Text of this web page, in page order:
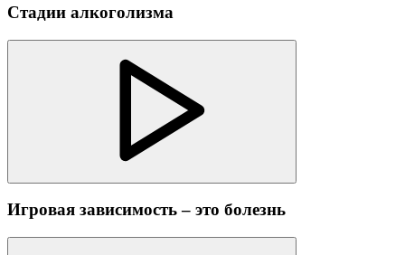
Стадии алкоголизма
Игровая зависимость – это болезнь